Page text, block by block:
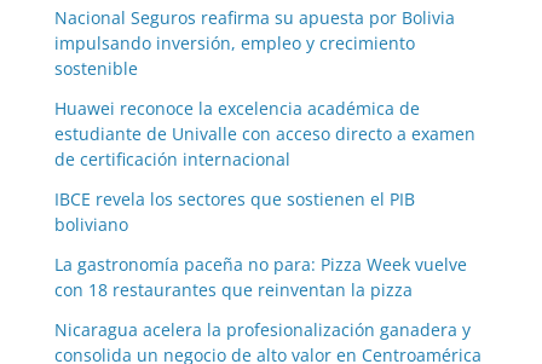
Nacional Seguros reafirma su apuesta por Bolivia
impulsando inversión, empleo y crecimiento
sostenible
Huawei reconoce la excelencia académica de
estudiante de Univalle con acceso directo a examen
de certificación internacional
IBCE revela los sectores que sostienen el PIB
boliviano
La gastronomía paceña no para: Pizza Week vuelve
con 18 restaurantes que reinventan la pizza
Nicaragua acelera la profesionalización ganadera y
consolida un negocio de alto valor en Centroamérica